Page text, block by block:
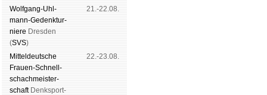
Wolf­gang-Uhl­
mann-Ge­denk­tur­
niere Dres­den
(SVS)
21.-22.08.
Mit­tel­deu­tsche
Frauen-Schnell­
schach­meis­ter­
schaftDenk­sport­
22.-23.08.